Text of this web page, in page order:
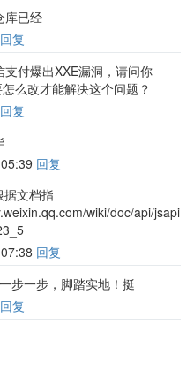
库已经
回复
支付爆出XXE漏洞，请问你
么改才能解决这个问题？
回复
回复
据文档指
wiki/doc/api/jsapi
回复
步一步，脚踏实地！挺
回复